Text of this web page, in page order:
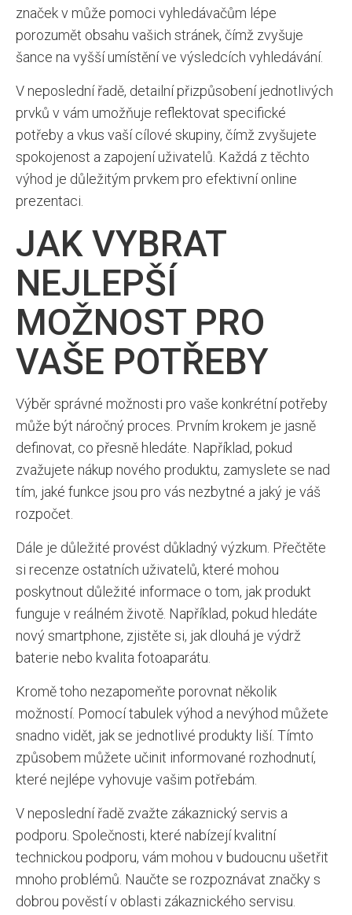
značek v může pomoci vyhledávačům lépe
porozumět obsahu vašich stránek, čímž zvyšuje
šance na vyšší umístění ve výsledcích vyhledávání.
V neposlední řadě, detailní přizpůsobení jednotlivých
prvků v vám umožňuje reflektovat specifické
potřeby a vkus vaší cílové skupiny, čímž zvyšujete
spokojenost a zapojení uživatelů. Každá z těchto
výhod je důležitým prvkem pro efektivní online
prezentaci.
JAK VYBRAT
NEJLEPŠÍ
MOŽNOST PRO
VAŠE POTŘEBY
Výběr správné možnosti pro vaše konkrétní potřeby
může být náročný proces. Prvním krokem je jasně
definovat, co přesně hledáte. Například, pokud
zvažujete nákup nového produktu, zamyslete se nad
tím, jaké funkce jsou pro vás nezbytné a jaký je váš
rozpočet.
Dále je důležité provést důkladný výzkum. Přečtěte
si recenze ostatních uživatelů, které mohou
poskytnout důležité informace o tom, jak produkt
funguje v reálném životě. Například, pokud hledáte
nový smartphone, zjistěte si, jak dlouhá je výdrž
baterie nebo kvalita fotoaparátu.
Kromě toho nezapomeňte porovnat několik
možností. Pomocí tabulek výhod a nevýhod můžete
snadno vidět, jak se jednotlivé produkty liší. Tímto
způsobem můžete učinit informované rozhodnutí,
které nejlépe vyhovuje vašim potřebám.
V neposlední řadě zvažte zákaznický servis a
podporu. Společnosti, které nabízejí kvalitní
technickou podporu, vám mohou v budoucnu ušetřit
mnoho problémů. Naučte se rozpoznávat značky s
dobrou pověstí v oblasti zákaznického servisu.